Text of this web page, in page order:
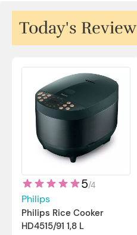
Today's Review
5/4
Philips
Philips Rice Cooker
HD4515/91 1,8 L